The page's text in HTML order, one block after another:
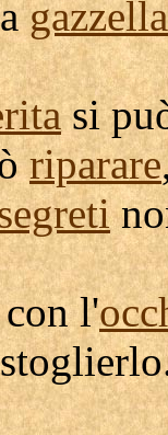
gazzella
si
riparare
l'